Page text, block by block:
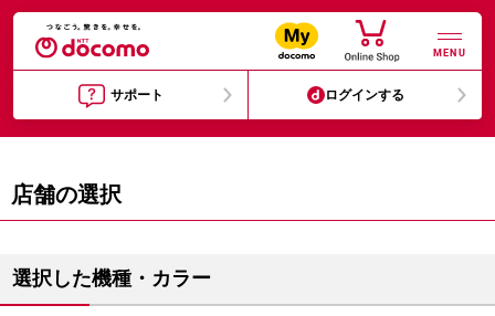
MENU
サポート ログインする
店舗の選択
選択した機種・カラー